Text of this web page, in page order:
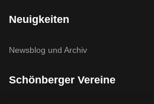
Neuigkeiten
Newsblog und Archiv
Schönberger Vereine